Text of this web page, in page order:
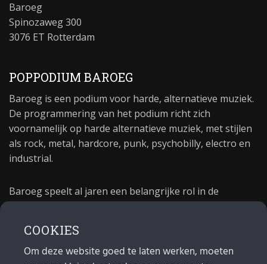
Baroeg
Spinozaweg 300
3076 ET Rotterdam
POPPODIUM BAROEG
Baroeg is een podium voor harde, alternatieve muziek.
De programmering van het podium richt zich
voornamelijk op harde alternatieve muziek, met stijlen
als rock, metal, hardcore, punk, psychobilly, electro en
industrial.
Baroeg speelt al jaren een belangrijke rol in de
poppodium 40 jaar.
COOKIES
Om deze website goed te laten werken, moeten